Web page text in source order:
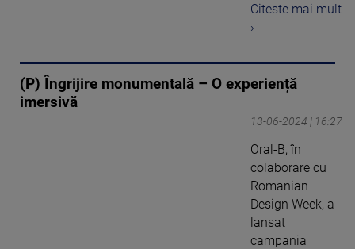
Citeste mai mult
›
(P) Îngrijire monumentală – O experiență
imersivă
13-06-2024 | 16:27
Oral-B, în
colaborare cu
Romanian
Design Week, a
lansat
campania